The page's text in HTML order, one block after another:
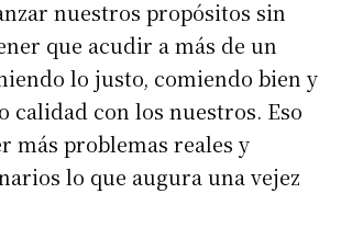
nuestros propósitos sin
que acudir a más de un
lo justo, comiendo bien y
calidad con los nuestros. Eso
más problemas reales y
lo que augura una vejez